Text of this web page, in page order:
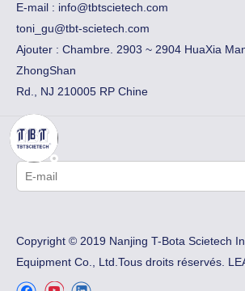
E-mail : info@tbtscietech.com
toni_gu@tbt-scietech.com
Ajouter : Chambre. 2903 ~ 2904 HuaXia
ZhongShan
Rd., NJ 210005 RP Chine
Copyright © 2019 Nanjing T-Bota Scietech
Equipment Co., Ltd.Tous droits réservés.